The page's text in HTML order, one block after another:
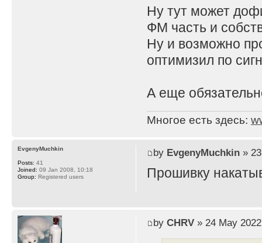
Ну тут может
ФМ часть и
Ну и возможно
оптимизил по
А еще
Многое есть здесь:
by EvgenyMuchkin» 23
Прошивку
EvgenyMuchkin
Posts: 41
Joined: 09 Jan 2008, 10:18
Group: Registered users
by CHRV» 24 May